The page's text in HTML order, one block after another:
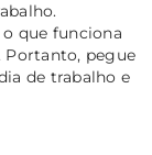
que funciona
Portanto, pegue
de trabalho e